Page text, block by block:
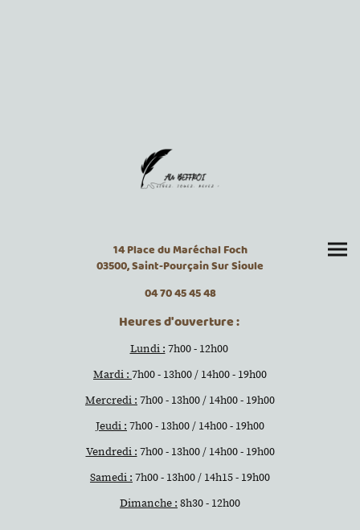
14 Place du Maréchal Foch
03500, Saint-Pourçain Sur Sioule
04 70 45 45 48
Heures d'ouverture :
Lundi : 7h00 - 12h00
Mardi : 7h00 - 13h00 / 14h00 - 19h00
Mercredi : 7h00 - 13h00 / 14h00 - 19h00
Jeudi : 7h00 - 13h00 / 14h00 - 19h00
Vendredi : 7h00 - 13h00 / 14h00 - 19h00
Samedi : 7h00 - 13h00 / 14h15 - 19h00
Dimanche : 8h30 - 12h00